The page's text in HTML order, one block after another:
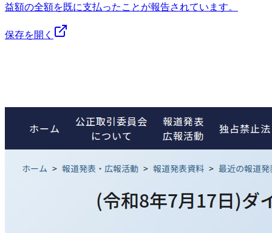
益額の全額を既に支払ったことが報告されています。
保存を開く